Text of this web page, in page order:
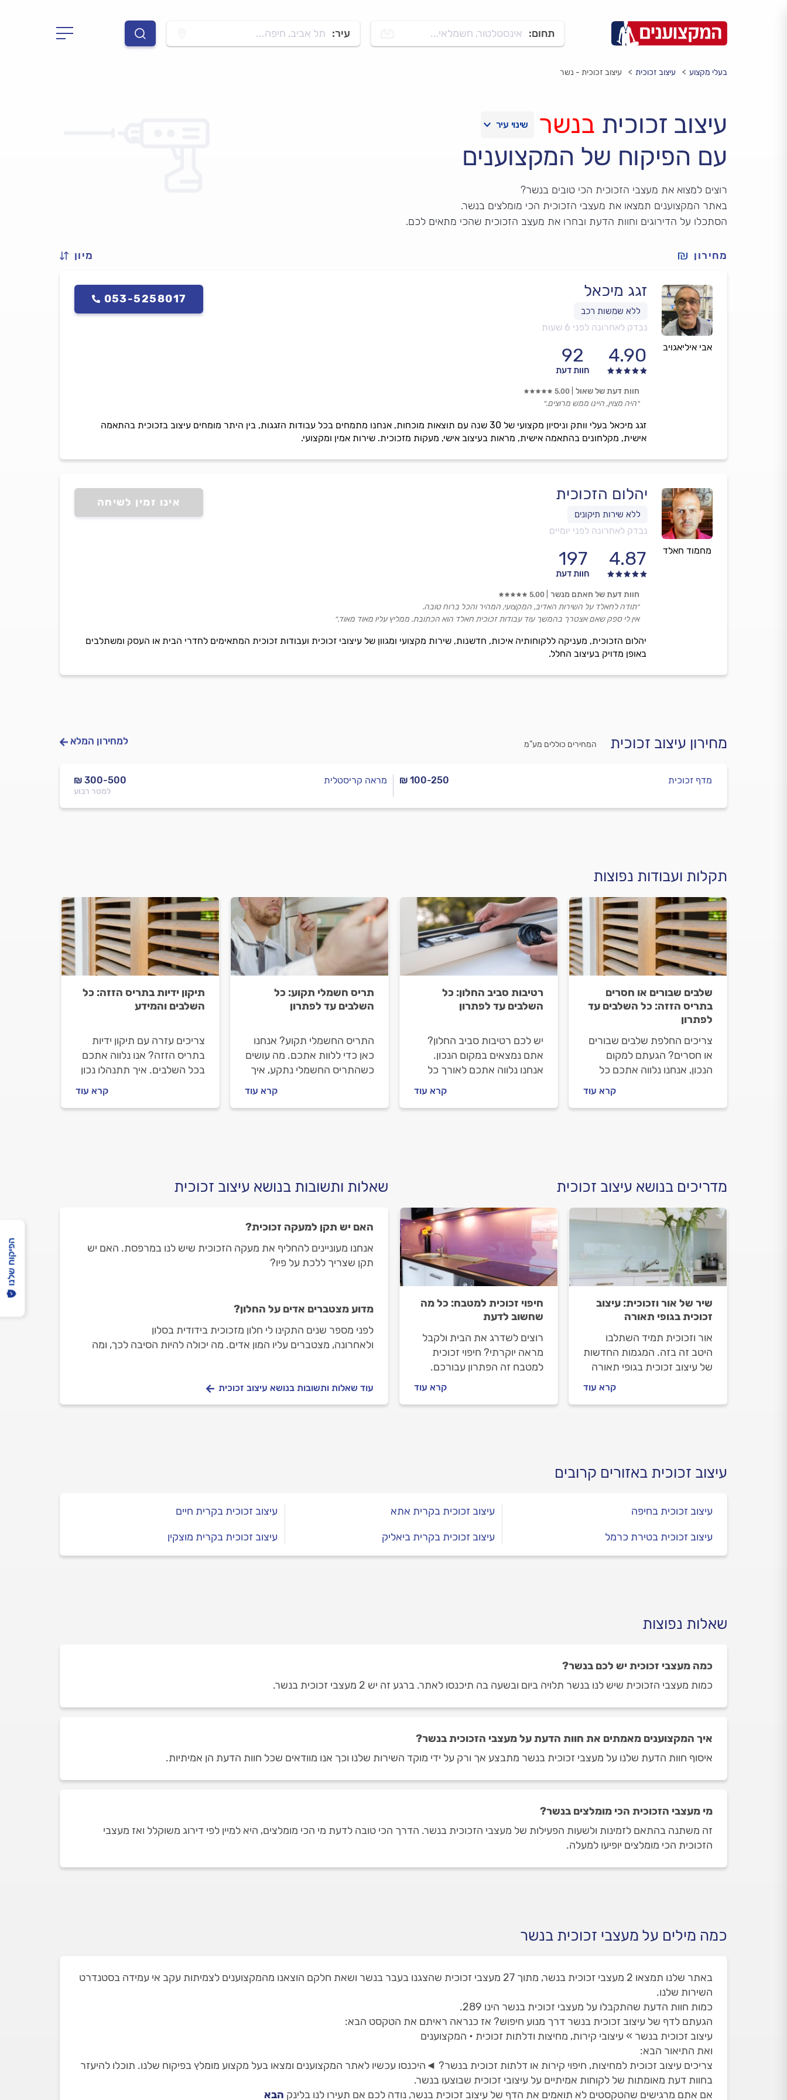
תחום: אינסטלטור, חשמלאי... עיר: תל אביב, חיפה...
בעלי מקצוע עיצוב זכוכית עיצוב זכוכית - נשר
עיצוב זכוכית בנשר
עם הפיקוח של המקצוענים
רוצים למצוא את מעצבי הזכוכית הכי טובים בנשר?
באתר המקצוענים תמצאו את מעצבי הזכוכית הכי מומלצים בנשר.
הסתכלו על הדירוגים וחוות הדעת ובחרו את מעצב הזכוכית שהכי מתאים לכם.
מחירון מיון
אבי איליאגויב
זגג מיכאל
נבדק לאחרונה לפני 6 שעות
4.90
92
חוות דעת
053-5258017
זגג מיכאל בעלי וותק וניסיון מקצועי של 30 שנה עם תוצאות מוכחות, אנחנו מתמחים בכל עבודות הזגגות, בין היתר מומחים עיצוב בזכוכית בהתאמה
אישית, מקלחונים בהתאמה אישית, מראות בעיצוב אישי, מעקות מזכוכית. שירות אמין ומקצועי.
חוות דעת של שאול 5.00
״היה מצוין, היינו ממש מרוצים.״
מחמוד חאלד
יהלום הזכוכית
נבדק לאחרונה לפני יומיים
4.87
197
חוות דעת
אינו זמין לשיחה
יהלום הזכוכית, מעניקה ללקוחותיה איכות, חדשנות, שירות מקצועי ומגוון של עיצובי זכוכית ועבודות זכוכית המתאימים לחדרי הבית או העסק ומשתלבים
באופן מדויק בעיצוב החלל.
חוות דעת של חאתם מנשר 5.00
״תודה לחאלד על השירות האדיב, המקצועי, המהיר והכל ברוח טובה.
אין לי ספק שאם אצטרך בהמשך עוד עבודות זכוכית חאלד הוא הכתובת. ממליץ עליו מאוד מאוד.״
מחירון עיצוב זכוכית המחירים כוללים מע”מ למחירון המלא
₪ 100-250 מדף זכוכית ₪ 300-500
למטר רבוע
מראה קריסטלית
תקלות ועבודות נפוצות
שלבים שבורים או חסרים
בתריס הזזה: כל השלבים עד
לפתרון
צריכים החלפת שלבים שבורים
או חסרים? הגעתם למקום
הנכון, אנחנו נלווה אתכם כל
שמזמינים מתקן תריסים, איך
מתנהלים מולו וכמה תעלה לכם
קרא עוד
רטיבות סביב החלון: כל
השלבים עד לפתרון
יש לכם רטיבות סביב החלון?
אתם נמצאים במקום הנכון.
אנחנו נלווה אתכם לאורך כל
בחלון, איך מתנהלים מול בעל
המקצוע וכמה עולה תיקון
קרא עוד
תריס חשמלי תקוע: כל
השלבים עד לפתרון
התריס החשמלי תקוע? אנחנו
כאן כדי ללוות אתכם. מה עושים
כשהתריס החשמלי נתקע, איך
וכמה יעלה תיקון תריס חשמלי
תקוע? כל התשובות לפניכם.
קרא עוד
תיקון ידיות בתריס הזזה: כל
השלבים והמידע
צריכים עזרה עם תיקון ידיות
בתריס הזזה? אנו נלווה אתכם
בכל השלבים. איך תתנהלו נכון
לבדוק לפני שמזמינים אותו
וכמה עולה תיקון ידיות בתריס
קרא עוד
מדריכים בנושא עיצוב זכוכית
שיר של אור וזכוכית: עיצוב
זכוכית בגופי תאורה
אור וזכוכית תמיד השתלבו
היטב זה בזה. המגמות החדשות
של עיצוב זכוכית בגופי תאורה
הפעולה בין השניים למרהיב
יותר מאי פעם
קרא עוד
חיפוי זכוכית למטבח: כל מה
שחשוב לדעת
רוצים לשדרג את הבית ולקבל
מראה יוקרתי? חיפוי זכוכית
למטבח זה הפתרון עבורכם.
זכוכית למטבח, מה היתרונות
שלו, מה חשוב לדעת על
קרא עוד
שאלות ותשובות בנושא עיצוב זכוכית
האם יש תקן למעקה זכוכית?
אנחנו מעוניינים להחליף את מעקה הזכוכית שיש לנו במרפסת. האם יש
תקן שצריך ללכת על פיו?
מדוע מצטברים אדים על החלון?
לפני מספר שנים התקינו לי חלון מזכוכית בידודית בסלון
ולאחרונה, מצטברים עליו המון אדים. מה יכולה להיות הסיבה לכך, ומה
עוד שאלות ותשובות בנושא עיצוב זכוכית
עיצוב זכוכית באזורים קרובים
עיצוב זכוכית בחיפה
עיצוב זכוכית בטירת כרמל
עיצוב זכוכית בקרית אתא
עיצוב זכוכית בקרית ביאליק
עיצוב זכוכית בקרית חיים
עיצוב זכוכית בקרית מוצקין
שאלות נפוצות
כמה מעצבי זכוכית יש לכם בנשר?
כמות מעצבי הזכוכית שיש לנו בנשר תלויה ביום ובשעה בה תיכנסו לאתר. ברגע זה יש 2 מעצבי זכוכית בנשר.
איך המקצוענים מאמתים את חוות הדעת על מעצבי הזכוכית בנשר?
איסוף חוות הדעת שלנו על מעצבי זכוכית בנשר מתבצע אך ורק על ידי מוקד השירות שלנו וכך אנו מוודאים שכל חוות הדעת הן אמיתיות.
מי מעצבי הזכוכית הכי מומלצים בנשר?
זה משתנה בהתאם לזמינות ולשעות הפעילות של מעצבי הזכוכית בנשר. הדרך הכי טובה לדעת מי הכי מומלצים, היא למיין לפי דירוג משוקלל ואז מעצבי
הזכוכית הכי מומלצים יופיעו למעלה.
כמה מילים על מעצבי זכוכית בנשר
באתר שלנו תמצאו 2 מעצבי זכוכית בנשר, מתוך 27 מעצבי זכוכית שהצגנו בעבר בנשר ושאת חלקם הוצאנו מהמקצוענים לצמיתות עקב אי עמידה בסטנדרט
השירות שלנו.
כמות חוות הדעת שהתקבלו על מעצבי זכוכית בנשר הינו 289.
הגעתם לדף של עיצוב זכוכית בנשר דרך מנוע חיפוש? אז כנראה ראיתם את הטקסט הבא:
עיצוב זכוכית בנשר » עיצובי קירות, מחיצות ודלתות זכוכית • המקצוענים
ואת התיאור הבא:
צריכים עיצוב זכוכית למחיצות, חיפוי קירות או דלתות זכוכית בנשר? ◄היכנסו עכשיו לאתר המקצוענים ומצאו בעל מקצוע מומלץ בפיקוח שלנו. תוכלו להיעזר
בחוות דעת מאומתות של לקוחות אמיתיים על עיצובי זכוכית שבוצעו בנשר.
אם אתם מרגישים שהטקסטים לא תואמים את הדף של עיצוב זכוכית בנשר, נודה לכם אם תעירו לנו בלינק הבא
הפיקוח שלנו